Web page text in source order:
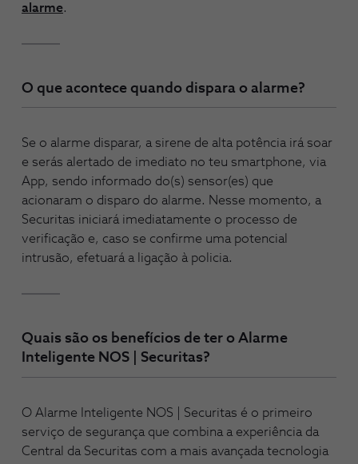
alarme.
O que acontece quando dispara o alarme?
Se o alarme disparar, a sirene de alta potência irá soar
e serás alertado de imediato no teu smartphone, via
App, sendo informado do(s) sensor(es) que
acionaram o disparo do alarme. Nesse momento, a
Securitas iniciará imediatamente o processo de
verificação e, caso se confirme uma potencial
intrusão, efetuará a ligação à policia.
Quais são os benefícios de ter o Alarme
Inteligente NOS | Securitas?
O Alarme Inteligente NOS | Securitas é o primeiro
serviço de segurança que combina a experiência da
Central da Securitas com a mais avançada tecnologia